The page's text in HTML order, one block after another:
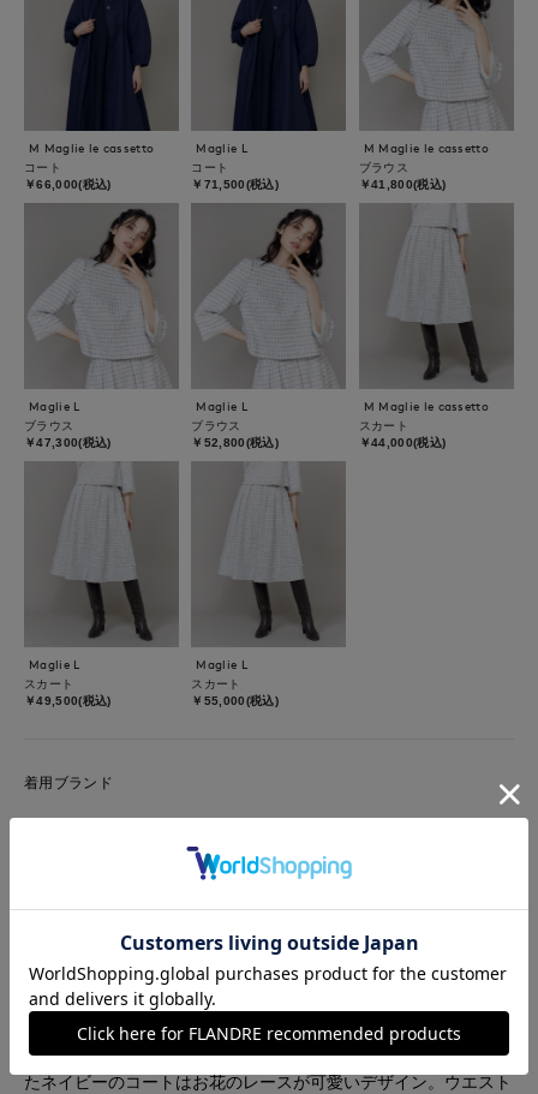
M Maglie le cassetto
コート
￥66,000(税込)
Maglie L
コート
￥71,500(税込)
M Maglie le cassetto
ブラウス
￥41,800(税込)
Maglie L
ブラウス
￥47,300(税込)
Maglie L
ブラウス
￥52,800(税込)
M Maglie le cassetto
スカート
￥44,000(税込)
Maglie L
スカート
￥49,500(税込)
Maglie L
スカート
￥55,000(税込)
着用ブランド
M Maglie le cassetto
【着用アイテム】すべて9号 【着用カラー】コート:ネイビー ブ
ラウス、スカート:サックス ハレの日からお呼ばれまで、大切
な行事のときにおすすめのコーディネート。ホワイトとサックス
を基調に、キラキラのラメを散りばめた華やかなツイードの2ピ
ース。入学式やお顔合わせなどにもお召しいただけます。合わせ
たネイビーのコートはお花のレースが可愛いデザイン。ウエスト